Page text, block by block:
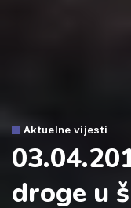
Aktuelne vijesti
droge u